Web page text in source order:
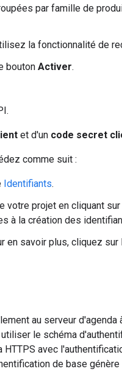
par famille de
la fonctionnalité de
bouton Activer.
et d'un code secret
comme suit :
Identifiants.
votre projet en cliquant sur
à la création des
en savoir plus, cliquez sur
au serveur
le schéma
avec
de base